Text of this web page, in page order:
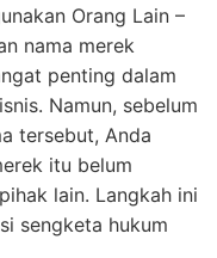
Orang Lain –
nama merek
penting dalam
Namun, sebelum
tersebut, Anda
itu belum
lain. Langkah ini
sengketa hukum